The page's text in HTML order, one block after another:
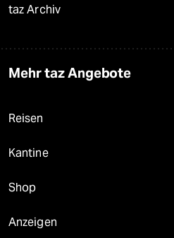
taz Archiv
Mehr taz Angebote
Reisen
Kantine
Shop
Anzeigen